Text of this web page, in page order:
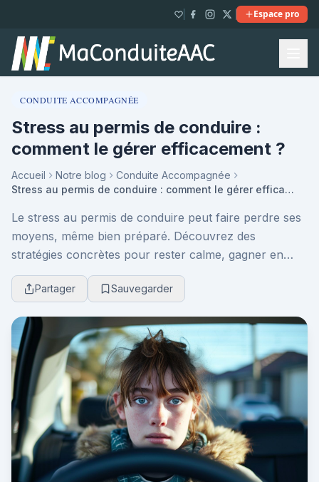
Espace pro
CONDUITE ACCOMPAGNÉE
Stress au permis de conduire :
comment le gérer efficacement ?
Accueil Notre blog
Conduite Accompagnée
Stress au permis de conduire : comment le gérer efficacement ?
Le stress au permis de conduire peut faire perdre ses
moyens, même bien préparé. Découvrez des
stratégies concrètes pour rester calme, gagner en
confiance et aborder l’examen sereinement, du mental
à ... Partager Sauvegarder